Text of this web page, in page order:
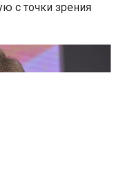
с точки зрения